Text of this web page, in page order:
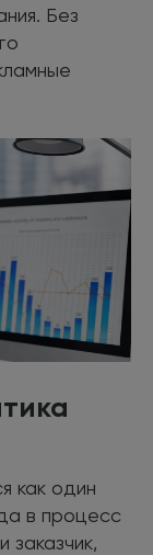
Без
как один
в процесс